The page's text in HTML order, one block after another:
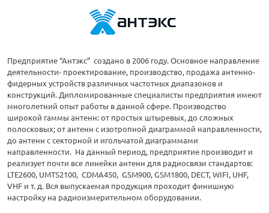
Предприятие “Антэкс” создано в 2006 году. Основное направление
деятельности- проектирование, производство, продажа антенно-
фидерных устройств различных частотных диапазонов и
конструкций. Дипломированные специалисты предприятия имеют
многолетний опыт работы в данной сфере. Производство
широкой гаммы антенн: от простых штыревых, до сложных
полосковых; от антенн с изотропной диаграммой направленности,
до антенн с секторной и игольчатой диаграммами
направленности. На данный период, предприятие производит и
реализует почти все линейки антенн для радиосвязи стандартов:
LTE2600, UMTS2100, CDMA450, GSM900, GSM1800, DECT, WIFI, UHF,
VHF и т. д. Вся выпускаемая продукция проходит финишную
настройку на радиоизмерительном оборудовании.